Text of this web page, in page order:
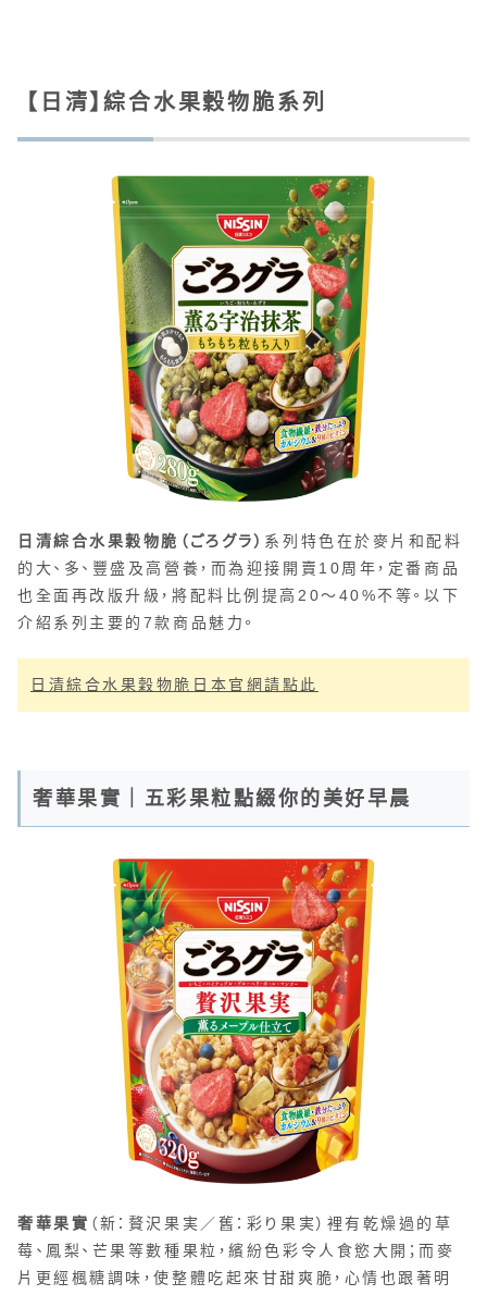
【日清】綜合水果穀物脆系列
日清綜合水果穀物脆（ごろグラ） 系列特色在於麥片和配料
的大、多、豐盛及高營養，而為迎接開賣10周年，定番商品
也全面再改版升級，將配料比例提高20～40%不等。以下
介紹系列主要的7款商品魅力。
日清綜合水果穀物脆日本官網請點此
奢華果實｜五彩果粒點綴你的美好早晨
奢華果實 （新：贅沢果実／舊：彩り果実）裡有乾燥過的草
莓、鳳梨、芒果等數種果粒，繽紛色彩令人食慾大開；而麥
片更經楓糖調味，使整體吃起來甘甜爽脆，心情也跟著明